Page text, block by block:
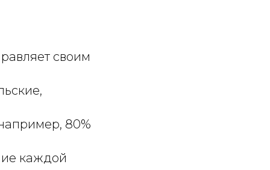
своим
80%
каждой